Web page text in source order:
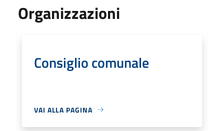
Organizzazioni
Consiglio comunale
VAI ALLA PAGINA